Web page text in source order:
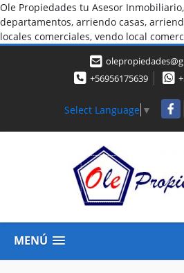
Ole Propiedades tu Asesor
departamentos, arriendo casas,
locales comerciales, vendo local
+56956175639
Select Language ▼
MENÚ